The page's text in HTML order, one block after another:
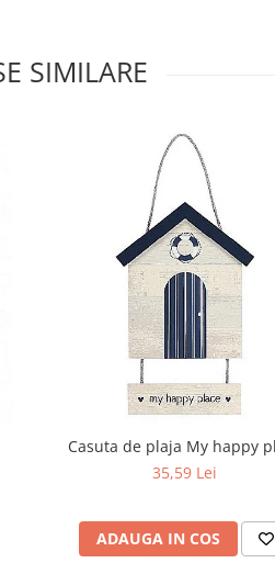
SIMILARE
Casuta de plaja My happy
35,59 Lei
ADAUGA IN COS